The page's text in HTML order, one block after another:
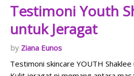
Testimoni Youth
untuk Jeragat
Ziana Eunos
Testimoni skincare YOUTH